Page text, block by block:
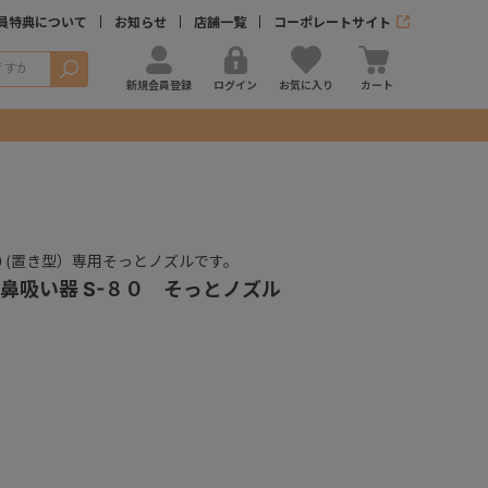
特典について お知らせ 店舗一覧 コーポレートサイト
検索
新規会員登録 ログイン お気に入り カート
き型）専用そっとノズルです。
吸い器 S-８０ そっとノズル